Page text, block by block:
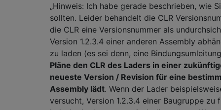
„Hinweis: Ich habe gerade beschrieben, wie
sollten. Leider behandelt die CLR
die CLR eine Versionsnummer als
Version 1.2.3.4 einer anderen Assembly
zu laden (es sei denn, eine
Pläne den CLR des Laders in einer
neueste Version / Revision für eine
Assembly lädt. Wenn der Lader
versucht, Version 1.2.3.4 einer Baugruppe zu